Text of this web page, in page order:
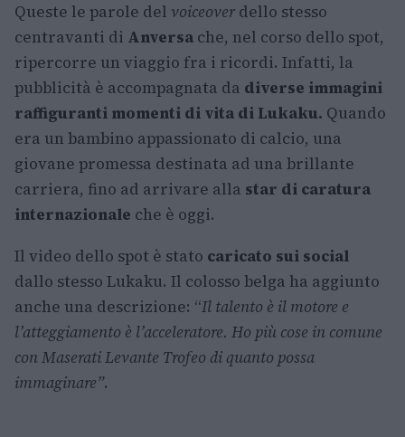
Queste le parole del voiceover dello stesso
centravanti di Anversa che, nel corso dello spot,
ripercorre un viaggio fra i ricordi. Infatti, la
pubblicità è accompagnata da diverse immagini
raffiguranti momenti di vita di Lukaku. Quando
era un bambino appassionato di calcio, una
giovane promessa destinata ad una brillante
carriera, fino ad arrivare alla star di caratura
internazionale che è oggi.
Il video dello spot è stato caricato sui social
dallo stesso Lukaku. Il colosso belga ha aggiunto
anche una descrizione: “Il talento è il motore e
l’atteggiamento è l’acceleratore. Ho più cose in comune
con Maserati Levante Trofeo di quanto possa
immaginare”.